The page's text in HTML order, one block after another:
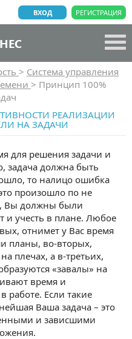
РЕГИСТРАЦИЯ
ВХОД
> Система управления
> Принцип 100%
РЕАЛИЗАЦИИ
НА ЗАДАЧИ
для решения задачи и
задача должна быть
то налицо ошибка
произошло по не
Вы должны были
и учесть в плане. Любое
отнимет у Вас время
планы, во-вторых,
плечах, а в-третьих,
«завалы» на
время и
работе. Если такие
Ваша задача – это
и зависшими